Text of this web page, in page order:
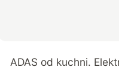
ADAS od kuchni.